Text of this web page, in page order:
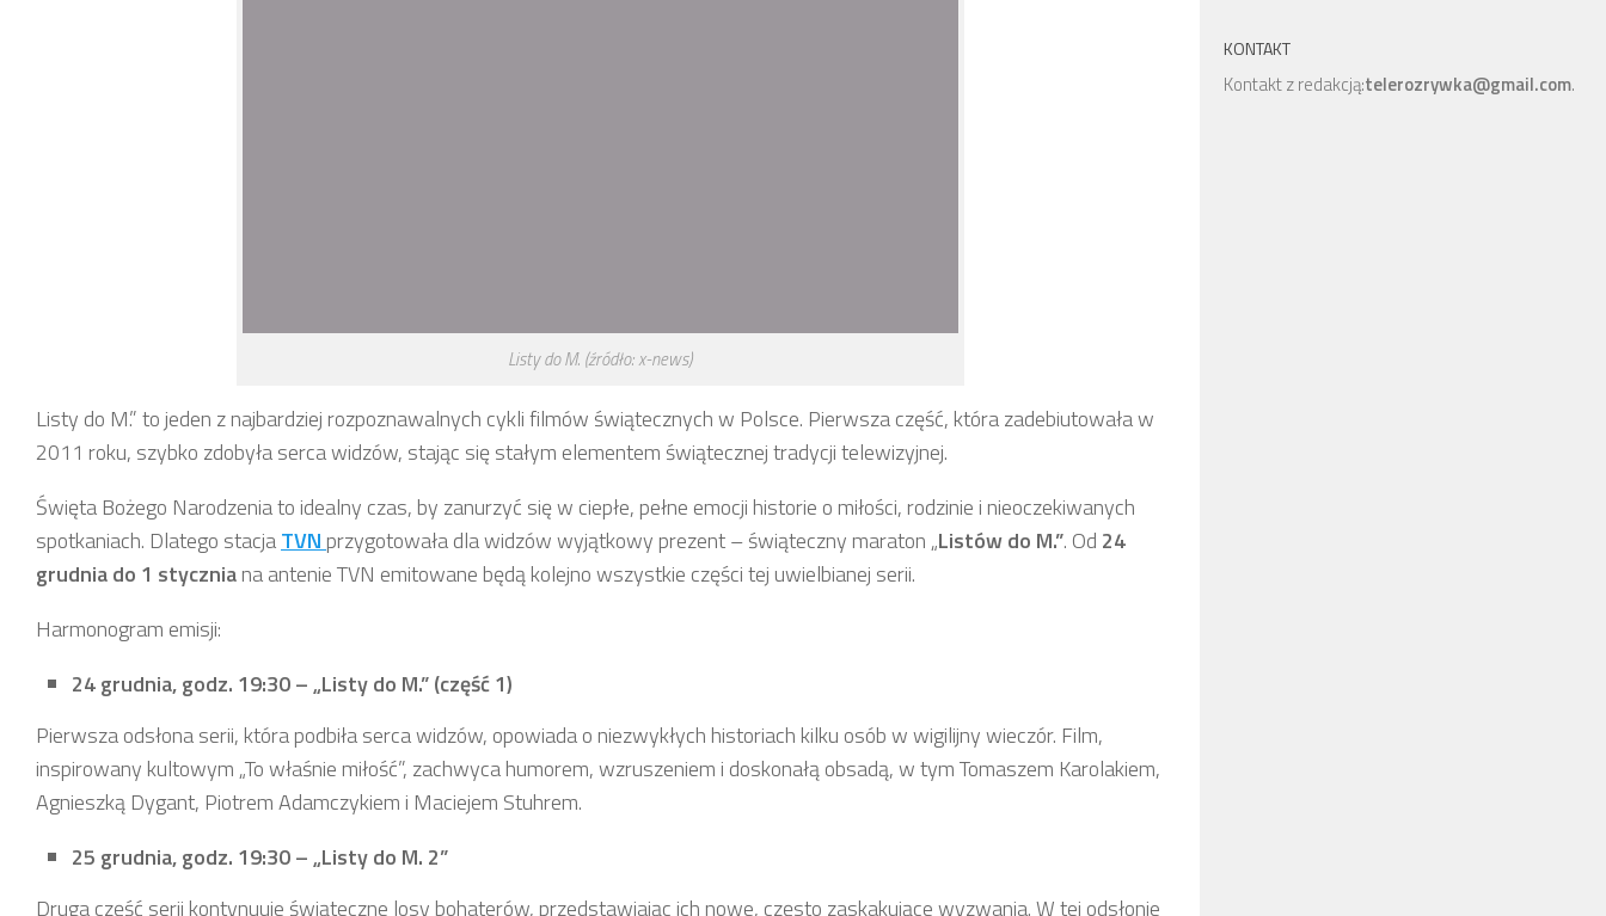
Listy do M. (źródło: x-news)
Listy do M.” to jeden z najbardziej rozpoznawalnych cykli filmów świątecznych w Polsce. Pierwsza część, która zadebiutowała w
2011 roku, szybko zdobyła serca widzów, stając się stałym elementem świątecznej tradycji telewizyjnej.
Święta Bożego Narodzenia to idealny czas, by zanurzyć się w ciepłe, pełne emocji historie o miłości, rodzinie i nieoczekiwanych
spotkaniach. Dlatego stacjaTVN przygotowała dla widzów wyjątkowy prezent – świąteczny maraton „Listów do M.”. Od 24
grudnia do 1 styczniana antenie TVN emitowane będą kolejno wszystkie części tej uwielbianej serii.
Harmonogram emisji:
24 grudnia, godz. 19:30 – „Listy do M.” (część 1)
Pierwsza odsłona serii, która podbiła serca widzów, opowiada o niezwykłych historiach kilku osób w wigilijny wieczór. Film,
inspirowany kultowym „To właśnie miłość”, zachwyca humorem, wzruszeniem i doskonałą obsadą, w tym Tomaszem Karolakiem,
Agnieszką Dygant, Piotrem Adamczykiem i Maciejem Stuhrem.
25 grudnia, godz. 19:30 – „Listy do M. 2”
Druga część serii kontynuuje świąteczne losy bohaterów, przedstawiając ich nowe, często zaskakujące wyzwania. W tej odsłonie
KONTAKT
Kontakt z redakcją:telerozrywka@gmail.com.